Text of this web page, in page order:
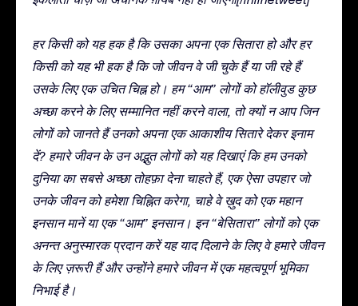
हर किसी को यह हक है कि उसका अपना एक सितारा हो और हर
किसी को यह भी हक है कि जो जीवन वे जी चुके हैं या जी रहे हैं
उसके लिए एक उचित चिह्न हो। हम “आम” लोगों को हॉलीवुड कुछ
अच्छा करने के लिए सम्मानित नहीं करने वाला, तो क्यों न आप जिन
लोगों को जानते हैं उनको अपना एक आकाशीय सितारे देकर इनाम
दें? हमारे जीवन के उन अद्भुत लोगों को यह दिखाएं कि हम उनको
दुनिया का सबसे अच्छा तोहफ़ा देना चाहते हैं, एक ऐसा उपहार जो
उनके जीवन को हमेशा चिह्नित करेगा, चाहे वे ख़ुद को एक महान
इनसान मानें या एक “आम” इनसान। इन “बेसितारा” लोगों को एक
अनन्त अनुस्मारक प्रदान करें यह याद दिलाने के लिए वे हमारे जीवन
के लिए ज़रूरी हैं और उन्होंने हमारे जीवन में एक महत्वपूर्ण भूमिका
निभाई है।